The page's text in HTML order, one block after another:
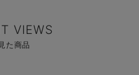
VIEWS
た商品